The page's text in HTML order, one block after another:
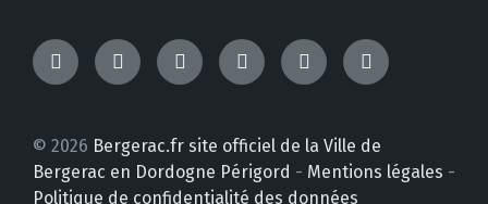
TikTok MessengerFacebook InstagramYouTube LinkedIn
© 2026 Bergerac.fr site officiel de la Ville de
Bergerac en Dordogne Périgord - Mentions légales -
Politique de confidentialité des données